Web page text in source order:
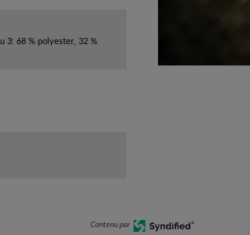
3: 68 % polyester, 32 %
Contenu par